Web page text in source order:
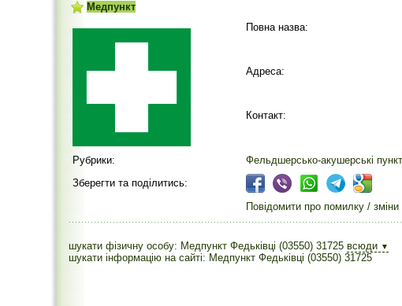
Медпункт
Повна назва:
Адреса:
Контакт:
Рубрики: Фельдшерсько-акушерські
Зберегти та поділитись:
Повідомити про помилку / зміни
шукати фізичну особу: Медпункт Федьківці (03550) 31725 всюди ▼
шукати інформацію на сайті: Медпункт Федьківці (03550) 31725